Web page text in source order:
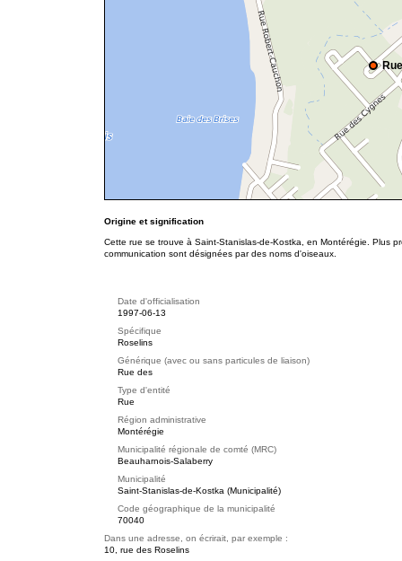
Origine et signification
Cette rue se trouve à Saint-Stanislas-de-Kostka, en Montérégie. Plus
communication sont désignées par des noms d'oiseaux.
Date d'officialisation
1997-06-13
Spécifique
Roselins
Générique (avec ou sans particules de liaison)
Rue des
Type d'entité
Rue
Région administrative
Montérégie
Municipalité régionale de comté (MRC)
Beauharnois-Salaberry
Municipalité
Saint-Stanislas-de-Kostka (Municipalité)
Code géographique de la municipalité
70040
Dans une adresse, on écrirait, par exemple :
10, rue des Roselins